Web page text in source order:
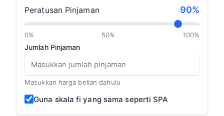
Peratusan Pinjaman 90%
0% 50% 100%
Jumlah Pinjaman
Masukkan harga belian dahulu
Guna skala fi yang sama seperti SPA